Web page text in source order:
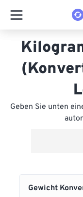
Geben Sie unten